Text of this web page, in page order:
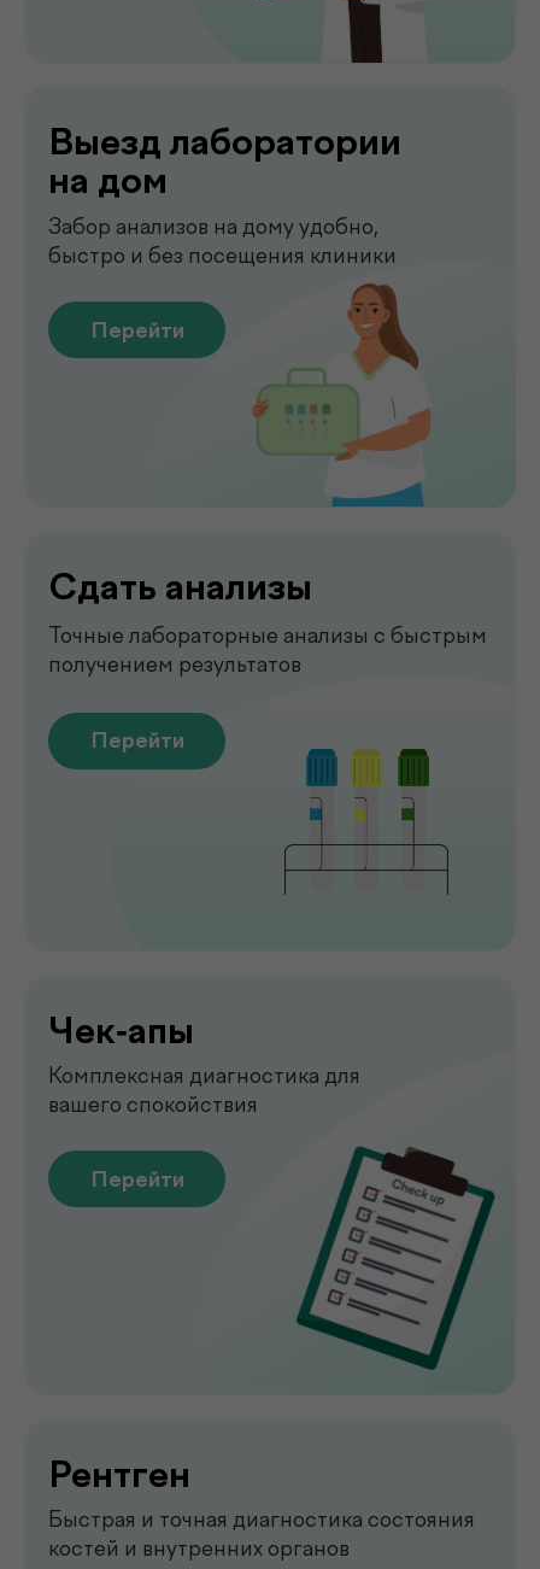
Рентген
Быстрая и точная диагностика состояния
Комплексная диагностика для
вашего спокойствия
УЗИ-обследование для быстрой
оценки состояния органов
Перейти
Перейти